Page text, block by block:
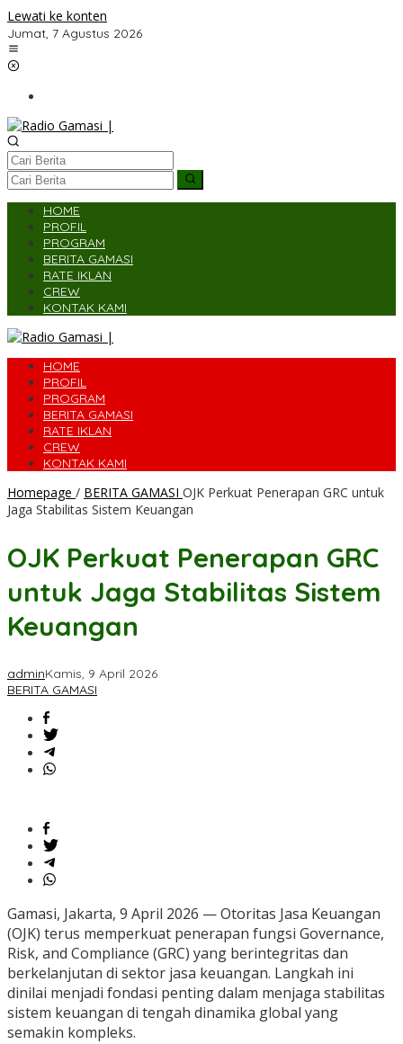
Lewati ke konten
Jumat, 7 Agustus 2026
HOME
PROFIL
PROGRAM
BERITA GAMASI
RATE IKLAN
CREW
KONTAK KAMI
HOME
PROFIL
PROGRAM
BERITA GAMASI
RATE IKLAN
CREW
KONTAK KAMI
Homepage / BERITA GAMASI OJK Perkuat Penerapan GRC untuk
Jaga Stabilitas Sistem Keuangan
OJK Perkuat Penerapan GRC
untuk Jaga Stabilitas Sistem
Keuangan
adminKamis, 9 April 2026
BERITA GAMASI
Gamasi, Jakarta, 9 April 2026 — Otoritas Jasa Keuangan
(OJK) terus memperkuat penerapan fungsi Governance,
Risk, and Compliance (GRC) yang berintegritas dan
berkelanjutan di sektor jasa keuangan. Langkah ini
dinilai menjadi fondasi penting dalam menjaga stabilitas
sistem keuangan di tengah dinamika global yang
semakin kompleks.